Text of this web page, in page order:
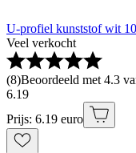
U-profiel kunststof wit
Veel verkocht
(8)Beoordeeld met 4.3
6.19
Prijs: 6.19 euro